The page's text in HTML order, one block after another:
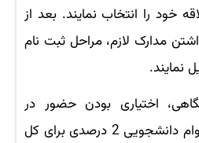
خود را انتخاب نمایند. بعد از
مدارک لازم، مراحل ثبت نام
نمایند.
اختیاری بودن حضور در
کلاس‌های نظری، اعطای وام دانشجویی 2 درصدی برای کل